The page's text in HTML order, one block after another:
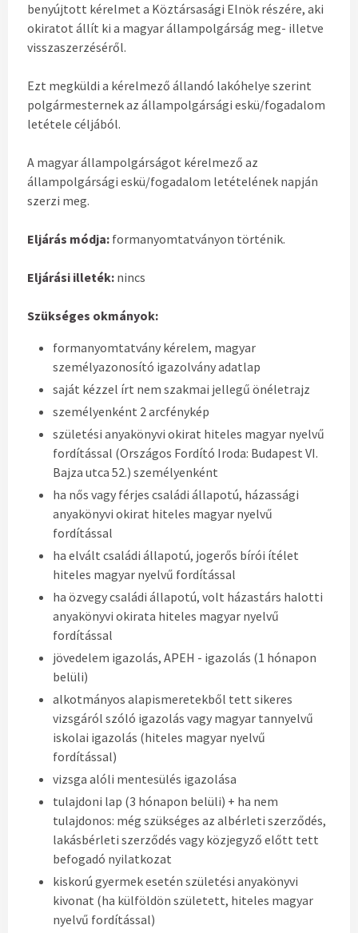
benyújtott kérelmet a Köztársasági Elnök részére, aki
okiratot állít ki a magyar állampolgárság meg- illetve
visszaszerzéséről.
Ezt megküldi a kérelmező állandó lakóhelye szerint
polgármesternek az állampolgársági eskü/fogadalom
letétele céljából.
A magyar állampolgárságot kérelmező az
állampolgársági eskü/fogadalom letételének napján
szerzi meg.
Eljárás módja: formanyomtatványon történik.
Eljárási illeték: nincs
Szükséges okmányok:
formanyomtatvány kérelem, magyar
személyazonosító igazolvány adatlap
saját kézzel írt nem szakmai jellegű önéletrajz
személyenként 2 arcfénykép
születési anyakönyvi okirat hiteles magyar nyelvű
fordítással (Országos Fordító Iroda: Budapest VI.
Bajza utca 52.) személyenként
ha nős vagy férjes családi állapotú, házassági
anyakönyvi okirat hiteles magyar nyelvű
fordítással
ha elvált családi állapotú, jogerős bírói ítélet
hiteles magyar nyelvű fordítással
ha özvegy családi állapotú, volt házastárs halotti
anyakönyvi okirata hiteles magyar nyelvű
fordítással
jövedelem igazolás, APEH - igazolás (1 hónapon
belüli)
alkotmányos alapismeretekből tett sikeres
vizsgáról szóló igazolás vagy magyar tannyelvű
iskolai igazolás (hiteles magyar nyelvű
fordítással)
vizsga alóli mentesülés igazolása
tulajdoni lap (3 hónapon belüli) + ha nem
tulajdonos: még szükséges az albérleti szerződés,
lakásbérleti szerződés vagy közjegyző előtt tett
befogadó nyilatkozat
kiskorú gyermek esetén születési anyakönyvi
kivonat (ha külföldön született, hiteles magyar
nyelvű fordítással)